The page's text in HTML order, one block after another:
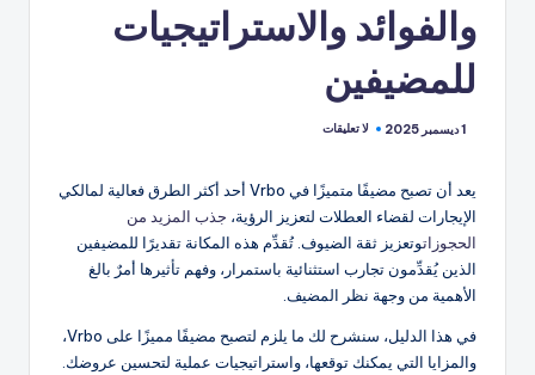
والفوائد والاستراتيجيات
للمضيفين
1 ديسمبر 2025 لا تعليقات
يعد أن تصبح مضيفًا متميزًا في Vrbo أحد أكثر الطرق فعالية لمالكي
الإيجارات لقضاء العطلات لتعزيز الرؤية، جذب المزيد من
الحجوزاتوتعزيز ثقة الضيوف. تُقدِّم هذه المكانة تقديرًا للمضيفين
الذين يُقدِّمون تجارب استثنائية باستمرار، وفهم تأثيرها أمرٌ بالغ
الأهمية من وجهة نظر المضيف.
في هذا الدليل، سنشرح لك ما يلزم لتصبح مضيفًا مميزًا على Vrbo،
والمزايا التي يمكنك توقعها، واستراتيجيات عملية لتحسين عروضك.